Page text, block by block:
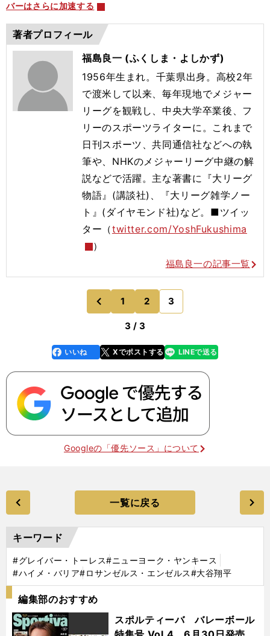
バーはさらに加速する
著者プロフィール
福島良一 (ふくしま・よしかず)
1956年生まれ。千葉県出身。高校2年
で渡米して以来、毎年現地でメジャー
リーグを観戦し、中央大学卒業後、フ
リーのスポーツライターに。これまで
日刊スポーツ、共同通信社などへの執
筆や、NHKのメジャーリーグ中継の解
説などで活躍。主な著書に『大リーグ
物語』(講談社)、『大リーグ雑学ノー
ト』(ダイヤモンド社)など。■ツイッ
ター（twitter.com/YoshFukushima
）
福島良一の記事一覧
前
のページへ
1 2 3
3 / 3
faceboo
k
いいね Xでポストする
line LINEで送る
Googleの「優先ソース」について
一覧に戻る
キーワード
#グレイバー・トーレス#ニューヨーク・ヤンキース
#ハイメ・バリア#ロサンゼルス・エンゼルス#大谷翔平
編集部のおすすめ
スポルティーバ バレーボール